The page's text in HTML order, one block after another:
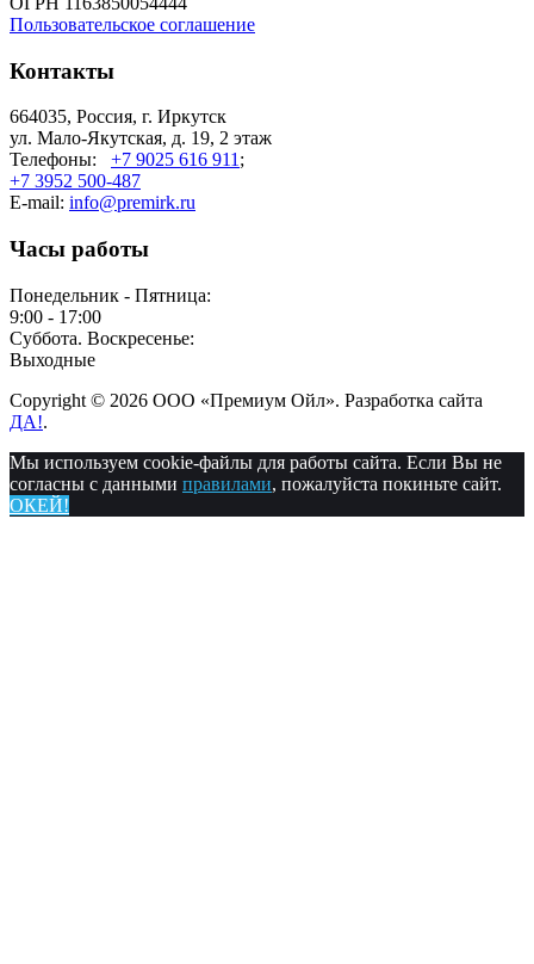
Пользовательское соглашение
Контакты
664035, Россия, г. Иркутск
ул. Мало-Якутская, д. 19, 2 этаж
Телефоны: +7 9025 616 911 ;
+7 3952 500-487
E-mail: info@premirk.ru
Часы работы
Понедельник - Пятница:
9:00 - 17:00
Суббота. Воскресенье:
Выходные
Copyright © 2026 ООО «Премиум Ойл». Разработка сайта
ДА!.
Мы используем cookie-файлы для работы сайта. Если Вы не
согласны с данными правилами, пожалуйста покиньте сайт.
ОКЕЙ!